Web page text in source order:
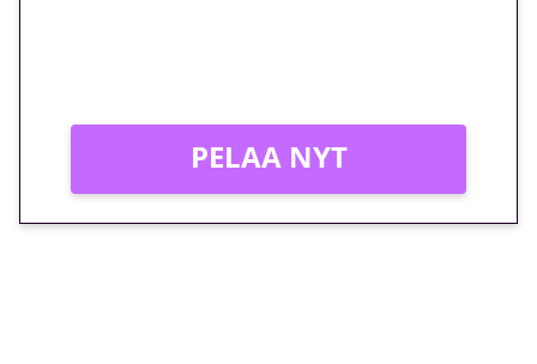
PELAA NYT